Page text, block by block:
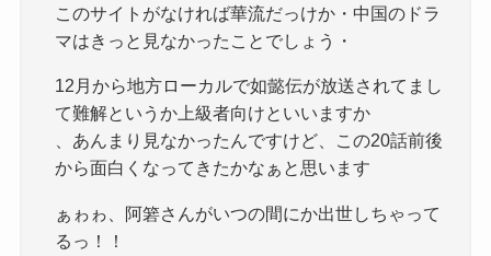
このサイトがなければ華流だっけか・中国のドラ
マはきっと見なかったことでしょう・
12月から地方ローカルで如懿伝が放送されてまし
て難解というか上級者向けといいますか
、あんまり見なかったんですけど、この20話前後
から面白くなってきたかなぁと思います
ぁゎゎ、阿箬さんがいつの間にか出世しちゃって
るっ！！